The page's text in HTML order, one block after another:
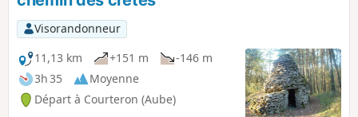
Visorandonneur
11,13 km
+151 m
-146 m
3h 35
Moyenne
Départ à Courteron (Aube)